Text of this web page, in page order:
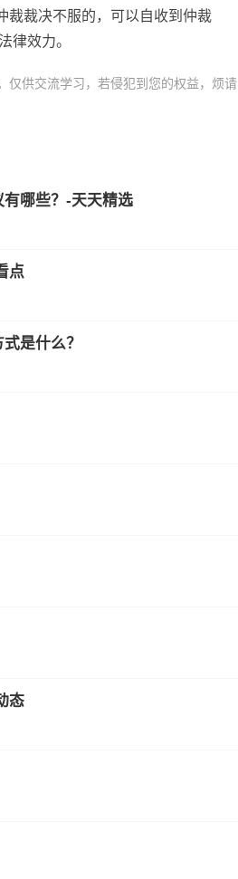
裁裁决不服的，可以自收到仲裁
律效力。
仅供交流学习，若侵犯到您的权益，烦请
哪些？-天天精选
点
是什么？
态